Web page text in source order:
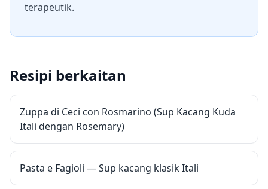
terapeutik.
Resipi berkaitan
Zuppa di Ceci con Rosmarino (Sup Kacang Kuda
Itali dengan Rosemary)
Pasta e Fagioli — Sup kacang klasik Itali